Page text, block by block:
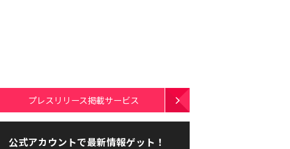
プレスリリース掲載サービス
公式アカウントで最新情報ゲット！